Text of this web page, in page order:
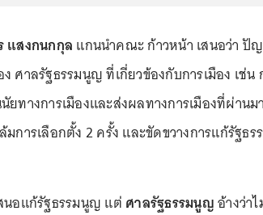
แสงกนกกุล แกนนำคณะ ก้าวหน้า เสนอว่า ปั
ศาลรัฐธรรมนูญ ที่เกี่ยวข้องกับการเมือง เช่น
ทางการเมืองและส่งผลทางการเมืองที่ผ่านมา
การเลือกตั้ง 2 ครั้ง และขัดขวางการแก้รัฐธ
นอแก้รัฐธรรมนูญ แต่ศาลรัฐธรรมนูญอ้างว่า